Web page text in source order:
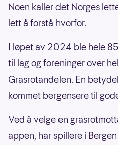
Noen kaller det Norges
lett å forstå hvorfor.
I løpet av 2024 ble hele
til lag og foreninger over
Grasrotandelen. En
kommet bergensere til
Ved å velge en
appen, har spillere i